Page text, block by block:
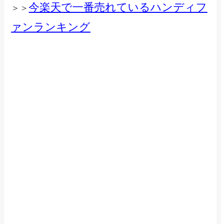
＞＞今楽天で一番売れているハンディフ
ァンランキング